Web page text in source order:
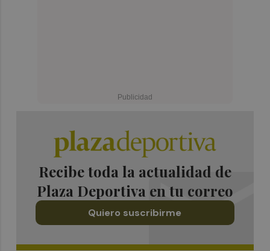
Recibe toda la actualidad de
Plaza Deportiva en tu correo
Quiero suscribirme